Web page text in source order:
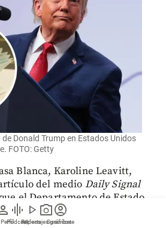
graphic_eq
Pódcast
play_arrow
Videos
photo_camera
Reportajes gráficos
account_circle
Suscríbete
Donald Trump en Estados Unidos
FOTO: Getty
Blanca, Karoline Leavitt,
del medio Daily Signal
el Departamento de Estado
redes sociales a otros tipos